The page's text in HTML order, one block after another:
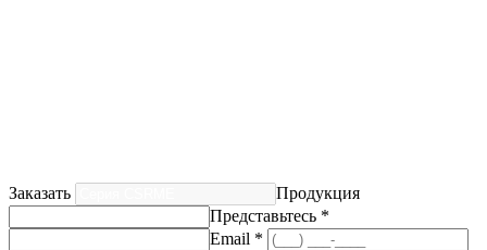
Заказать
Продукция
Представьтесь *
Email *